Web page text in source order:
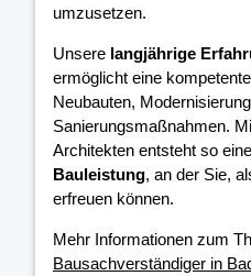
umzusetzen.
Unsere langjährige
ermöglicht eine
Neubauten,
Sanierungsmaßnahmen.
Architekten entsteht so
Bauleistung, an der Sie,
erfreuen können.
Mehr Informationen zum
Bausachverständiger in